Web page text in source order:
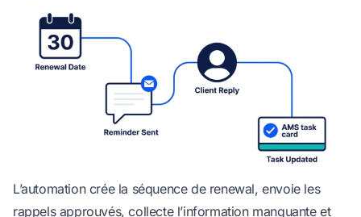
L’automation crée la séquence de renewal, envoie les
rappels approuvés, collecte l’information manquante et